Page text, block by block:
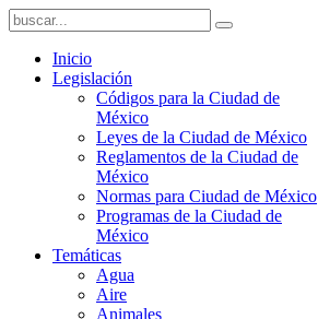
Inicio
Legislación
Códigos para la Ciudad de
México
Leyes de la Ciudad de México
Reglamentos de la Ciudad de
México
Normas para Ciudad de México
Programas de la Ciudad de
México
Temáticas
Agua
Aire
Animales